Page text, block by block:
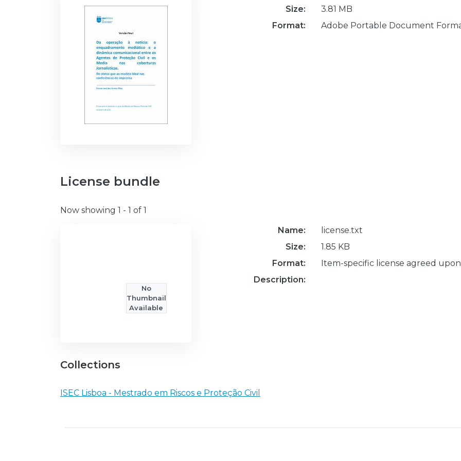
Size:
3.81 MB
Format:
Adobe Portable Document
License bundle
Now showing 1 - 1 of 1
No
Thumbnail
Available
Name:
license.txt
Size:
1.85 KB
Format:
Item-specific license agreed
Description:
Collections
ISEC Lisboa - Mestrado em Riscos e Proteção Civil